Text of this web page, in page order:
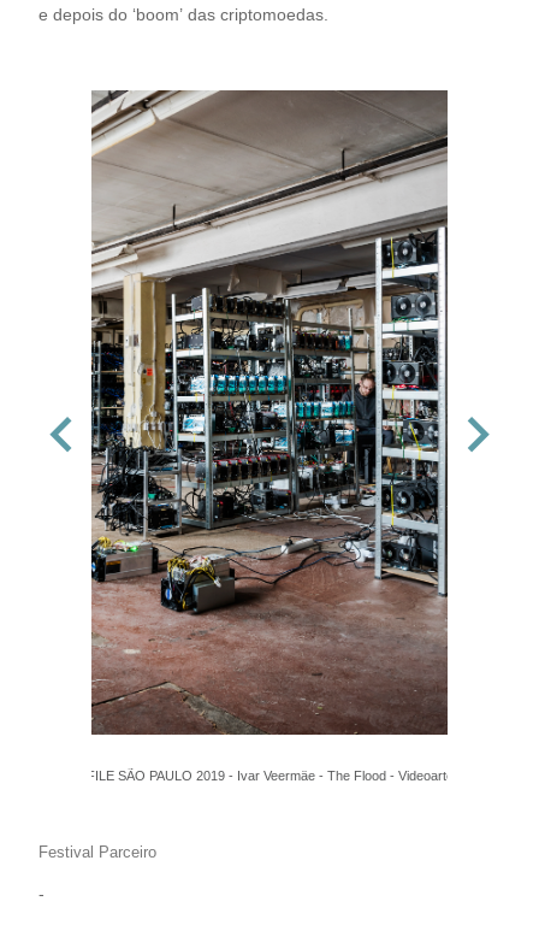
e depois do ‘boom’ das criptomoedas.
FILE SÃO PAULO 2019 - Ivar Veermäe - The Flood - Videoarte
Festival Parceiro
-